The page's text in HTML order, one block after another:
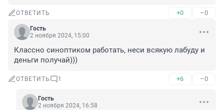
ОТВЕТИТЬ +0 –0
Гость
2 ноября 2024, 15:00
Классно синоптиком работать, неси всякую лабуду и
деньги получай)))
ОТВЕТИТЬ 1 +6 –0
Гость
2 ноября 2024, 16:58